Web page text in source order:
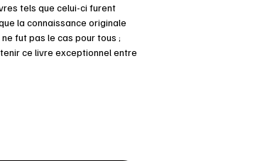
tels que celui-ci furent
la connaissance originale
fut pas le cas pour tous ;
ce livre exceptionnel entre